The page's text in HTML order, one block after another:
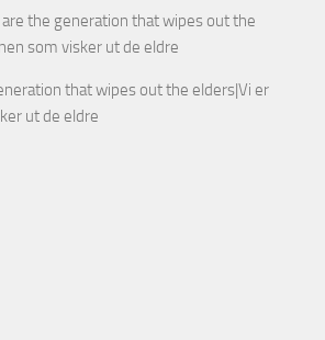
the generation that wipes out the
som visker ut de eldre
that wipes out the elders|Vi er
ut de eldre